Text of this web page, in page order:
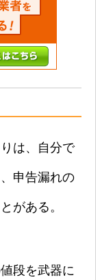
は、自分で
申告漏れの
がある。
段を武器に